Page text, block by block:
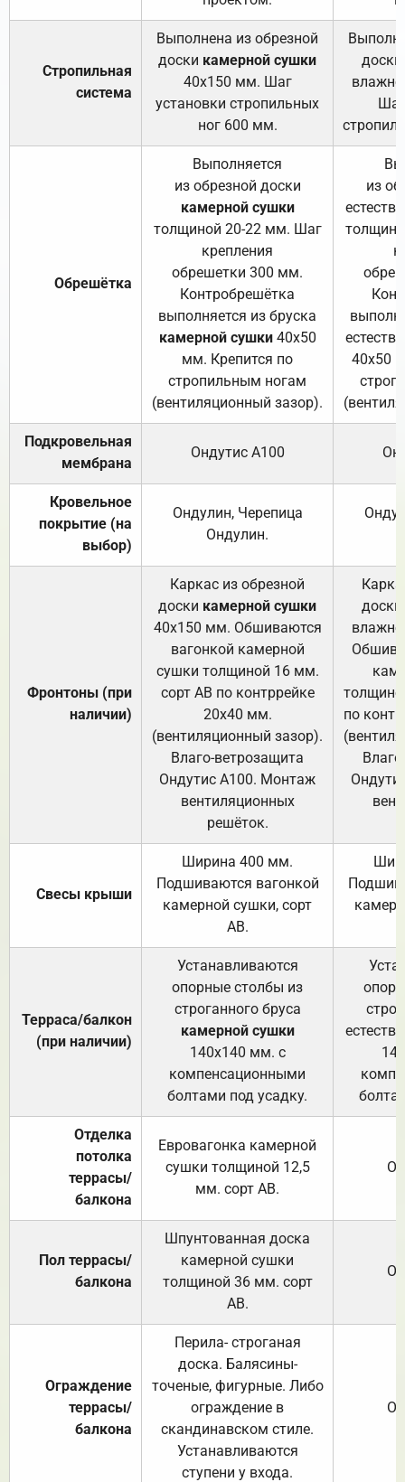
Стропильная
система
Выполнена из обрезной
доски камерной сушки
40х150 мм. Шаг
установки стропильных
ног 600 мм.
доски
Обрешётка
Выполняется
из обрезной доски
камерной сушки
толщиной 20-22 мм. Шаг
крепления
обрешетки 300 мм.
Контробрешётка
выполняется из бруска
камерной сушки40х50
мм. Крепится по
стропильным ногам
(вентиляционный зазор).
из
40х50
Подкровельная
мембрана
Ондутис А100
Кровельное
покрытие (на
выбор)
Ондулин, Черепица
Ондулин.
Фронтоны (при
наличии)
Каркас из обрезной
доски камерной сушки
40х150 мм. Обшиваются
вагонкой камерной
сушки толщиной 16 мм.
сорт АВ по контррейке
20х40 мм.
(вентиляционный зазор).
Влаго-ветрозащита
Ондутис А100. Монтаж
вентиляционных
решёток.
доски
по
Свесы крыши
Ширина 400 мм.
Подшиваются вагонкой
камерной сушки, сорт
АВ.
Терраса/балкон
(при наличии)
Устанавливаются
опорные столбы из
строганного бруса
камерной сушки
140х140 мм. с
компенсационными
болтами под усадку.
Отделка
потолка
террасы/
балкона
Евровагонка камерной
сушки толщиной 12,5
мм. сорт АВ.
Пол террасы/
балкона
Шпунтованная доска
камерной сушки
толщиной 36 мм. сорт
АВ.
Ограждение
террасы/
балкона
Перила- строганая
доска. Балясины-
точеные, фигурные. Либо
ограждение в
скандинавском стиле.
Устанавливаются
ступени у входа.